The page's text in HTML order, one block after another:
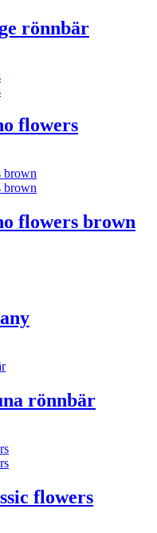
rönnbär
flowers
flowers brown
rönnbär
flowers